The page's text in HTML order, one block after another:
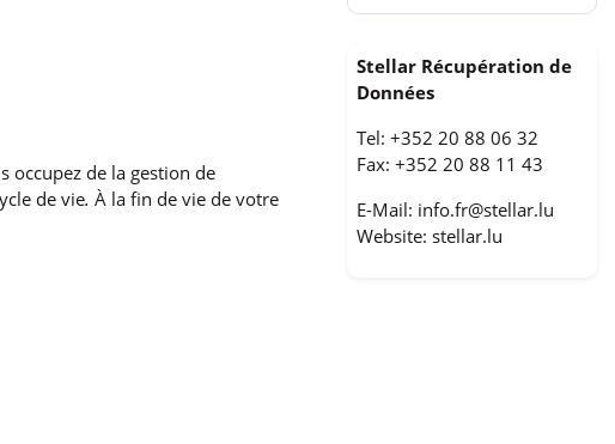
occupez de la gestion de
de vie. À la fin de vie de votre
Stellar Récupération de
Données
Tel: +352 20 88 06 32
Fax: +352 20 88 11 43
E-Mail: info.fr@stellar.lu
Website: stellar.lu